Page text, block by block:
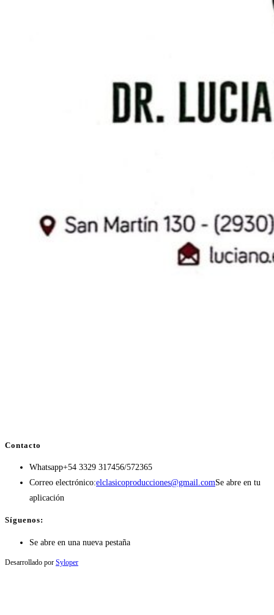
Contacto
Whatsapp+54 3329 317456/572365
Correo electrónico:elclasicoproducciones@gmail.comSe abre en tu
aplicación
Síguenos:
Se abre en una nueva pestaña
Desarrollado por Syloper